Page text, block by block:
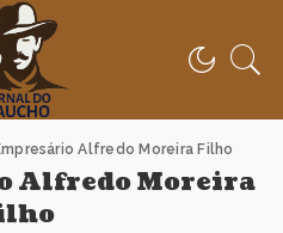
Alfredo Moreira Filho
Alfredo Moreira